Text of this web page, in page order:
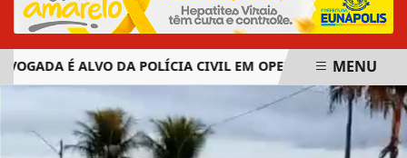
É ALVO DA POLÍCIA CIVIL EM OPERAÇÃO CONTRA
MENU